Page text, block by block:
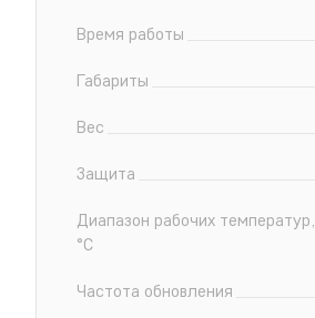
Время работы
Габариты
Вес
Защита
Диапазон рабочих температур,
°С
Частота обновления